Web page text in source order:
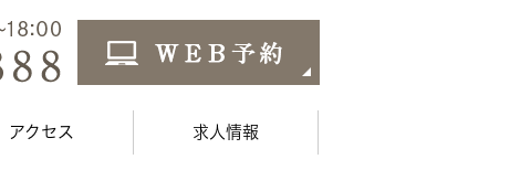
アクセス 求人情報